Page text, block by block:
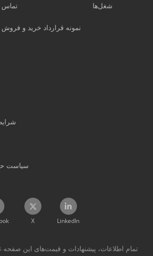
تماس
نمونه قرارداد خرید و فروش
شغل‌ها
سیاست
X LinkedIn
تمام اطلاعات، پیشنهادات و قیمت‌های این صفحه